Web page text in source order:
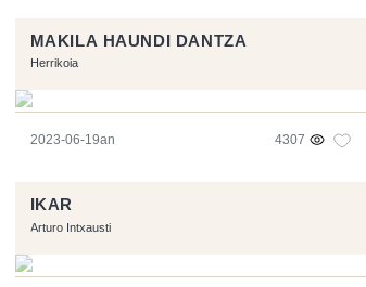
MAKILA HAUNDI DANTZA
Herrikoia
2023-06-19an 4307
IKAR
Arturo Intxausti